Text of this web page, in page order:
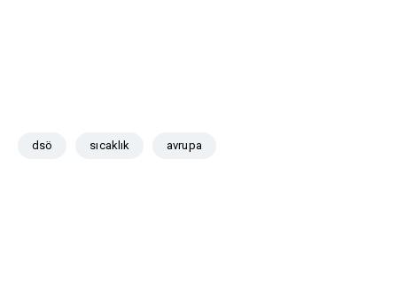
dsö sıcaklık avrupa